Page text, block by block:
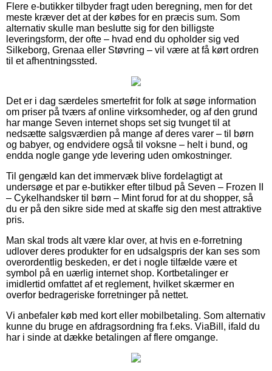
Flere e-butikker tilbyder fragt uden beregning, men for det
meste kræver det at der købes for en præcis sum. Som
alternativ skulle man beslutte sig for den billigste
leveringsform, der ofte – hvad end du opholder sig ved
Silkeborg, Grenaa eller Støvring – vil være at få kørt ordren
til et afhentningssted.
Det er i dag særdeles smertefrit for folk at søge information
om priser på tværs af online virksomheder, og af den grund
har mange Seven internet shops set sig tvunget til at
nedsætte salgsværdien på mange af deres varer – til børn
og babyer, og endvidere også til voksne – helt i bund, og
endda nogle gange yde levering uden omkostninger.
Til gengæld kan det immervæk blive fordelagtigt at
undersøge et par e-butikker efter tilbud på Seven – Frozen II
– Cykelhandsker til børn – Mint forud for at du shopper, så
du er på den sikre side med at skaffe sig den mest attraktive
pris.
Man skal trods alt være klar over, at hvis en e-forretning
udlover deres produkter for en udsalgspris der kan ses som
overordentlig beskeden, er det i nogle tilfælde være et
symbol på en uærlig internet shop. Kortbetalinger er
imidlertid omfattet af et reglement, hvilket skærmer en
overfor bedrageriske forretninger på nettet.
Vi anbefaler køb med kort eller mobilbetaling. Som alternativ
kunne du bruge en afdragsordning fra f.eks. ViaBill, ifald du
har i sinde at dække betalingen af flere omgange.